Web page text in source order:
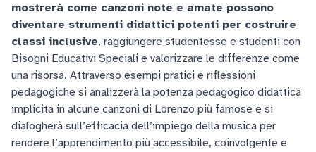
mostrerà come canzoni note e amate possono
diventare strumenti didattici potenti per costruire
classi inclusive, raggiungere studentesse e studenti con
Bisogni Educativi Speciali e valorizzare le differenze come
una risorsa. Attraverso esempi pratici e riflessioni
pedagogiche si analizzerà la potenza pedagogico didattica
implicita in alcune canzoni di Lorenzo più famose e si
dialogherà sull’efficacia dell’impiego della musica per
rendere l’apprendimento più accessibile, coinvolgente e